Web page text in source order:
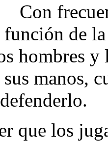
Con
de
hombres y
manos,
que los